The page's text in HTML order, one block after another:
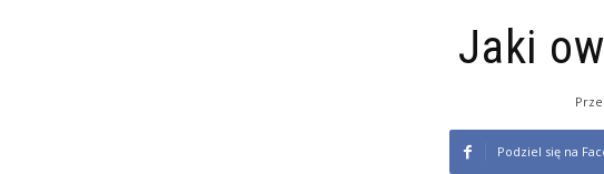
Jaki
Podziel się na